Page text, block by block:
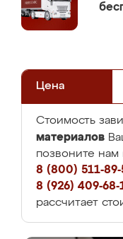
Цена
Стоимость
материалов
позвоните
8 (800) 511-89-
8 (926) 409-68-
рассчитает